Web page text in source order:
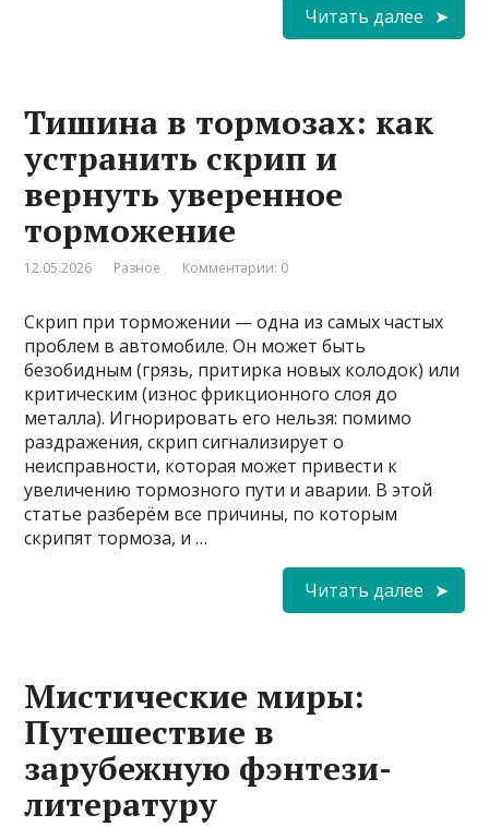
Читать далее
Тишина в тормозах: как
устранить скрип и
вернуть уверенное
торможение
12.05.2026 Разное Комментарии: 0
Скрип при торможении — одна из самых частых
проблем в автомобиле. Он может быть
безобидным (грязь, притирка новых колодок) или
критическим (износ фрикционного слоя до
металла). Игнорировать его нельзя: помимо
раздражения, скрип сигнализирует о
неисправности, которая может привести к
увеличению тормозного пути и аварии. В этой
статье разберём все причины, по которым
скрипят тормоза, и …
Читать далее
Мистические миры:
Путешествие в
зарубежную фэнтези-
литературу